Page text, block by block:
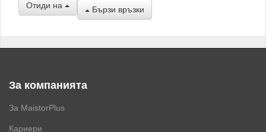
Отиди на
Бързи връзки
За компанията
За MaistorPlus
Кариери